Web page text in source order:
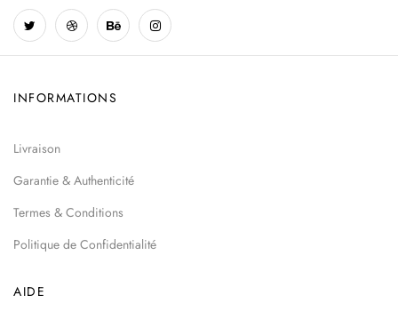
INFORMATIONS
Livraison
Garantie & Authenticité
Termes & Conditions
Politique de Confidentialité
AIDE